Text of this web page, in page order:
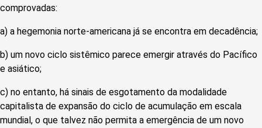
comprovadas:
a) a hegemonia norte-americana já se encontra em decadência;
b) um novo ciclo sistêmico parece emergir através do Pacífico
e asiático;
c) no entanto, há sinais de esgotamento da modalidade
capitalista de expansão do ciclo de acumulação em escala
mundial, o que talvez não permita a emergência de um novo